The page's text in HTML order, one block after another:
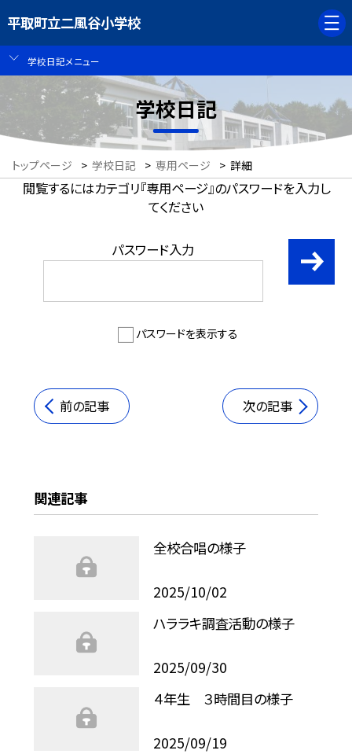
平取町立二風谷小学校
学校日記メニュー
学校日記
トップページ > 学校日記 > 専用ページ > 詳細
閲覧するにはカテゴリ『専用ページ』のパスワードを入力し
てください
パスワード入力
パスワードを表示する
前の記事 次の記事
関連記事
全校合唱の様子
2025/10/02
ハララキ調査活動の様子
2025/09/30
４年生 ３時間目の様子
2025/09/19